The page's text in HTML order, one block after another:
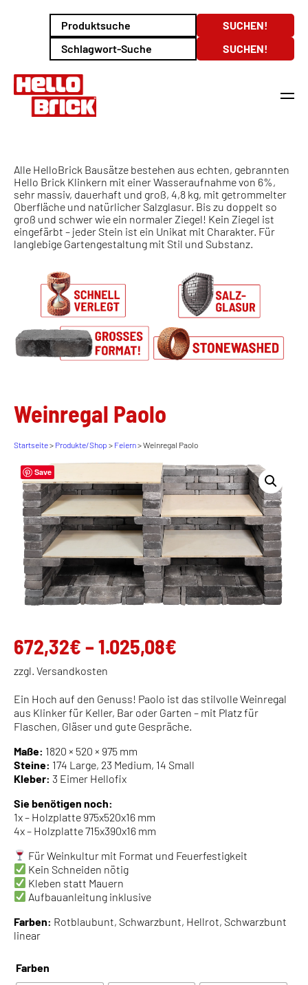
Alle HelloBrick Bausätze bestehen aus echten, gebrannten
Hello Brick Klinkern mit einer Wasseraufnahme von 6%,
sehr massiv, dauerhaft und groß, 4,8 kg, mit getrommelter
Oberfläche und natürlicher Salzglasur. Bis zu doppelt so
groß und schwer wie ein normaler Ziegel! Kein Ziegel ist
eingefärbt – jeder Stein ist ein Unikat mit Charakter. Für
langlebige Gartengestaltung mit Stil und Substanz.
Weinregal Paolo
Startseite> Produkte/Shop > Feiern> Weinregal Paolo
Save
672,32€–1.025,08€
1.025,08€
zzgl. Versandkosten
Ein Hoch auf den Genuss! Paolo ist das stilvolle Weinregal
aus Klinker für Keller, Bar oder Garten – mit Platz für
Flaschen, Gläser und gute Gespräche.
Maße: 1820 × 520 × 975 mm
Steine: 174 Large, 23 Medium, 14 Small
Kleber: 3 Eimer Hellofix
Sie benötigen noch:
1x – Holzplatte 975x520x16 mm
4x – Holzplatte 715x390x16 mm
Für Weinkultur mit Format und Feuerfestigkeit
Kein Schneiden nötig
Kleben statt Mauern
Aufbauanleitung inklusive
Farben: Rotblaubunt, Schwarzbunt, Hellrot, Schwarzbunt
linear
Farben